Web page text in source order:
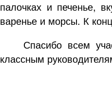
палочках и печенье,
варенье и морсы. К
Спасибо всем
классным